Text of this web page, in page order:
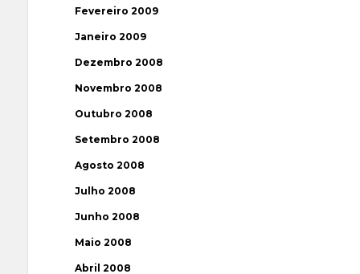
Fevereiro 2009
Janeiro 2009
Dezembro 2008
Novembro 2008
Outubro 2008
Setembro 2008
Agosto 2008
Julho 2008
Junho 2008
Maio 2008
Abril 2008